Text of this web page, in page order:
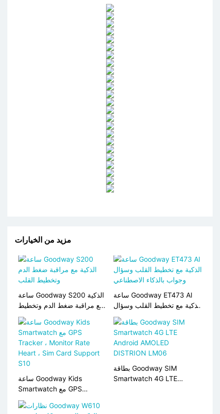
مزيد من الخيارات
ساعة Goodway S200 الذكية
مع مراقبة ضغط الدم وتخطيط
القلب
ساعة Goodway ET473 AI
الذكية مع تخطيط القلب وسؤال
وجواب بالذكاء الاصطناعي
ساعة Goodway Kids
Smartwatch مع GPS
Tracker ، Monitor Rate
Heart ، Sim Card Support
بطاقة Goodway SIM
Smartwatch 4G LTE